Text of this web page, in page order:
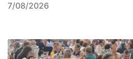
7/08/2026